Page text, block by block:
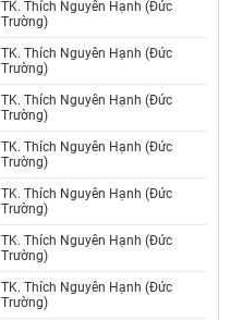
TK. Thích Nguyên Hạnh (Đức
Trường)
TK. Thích Nguyên Hạnh (Đức
Trường)
TK. Thích Nguyên Hạnh (Đức
Trường)
TK. Thích Nguyên Hạnh (Đức
Trường)
TK. Thích Nguyên Hạnh (Đức
Trường)
TK. Thích Nguyên Hạnh (Đức
Trường)
TK. Thích Nguyên Hạnh (Đức
Trường)